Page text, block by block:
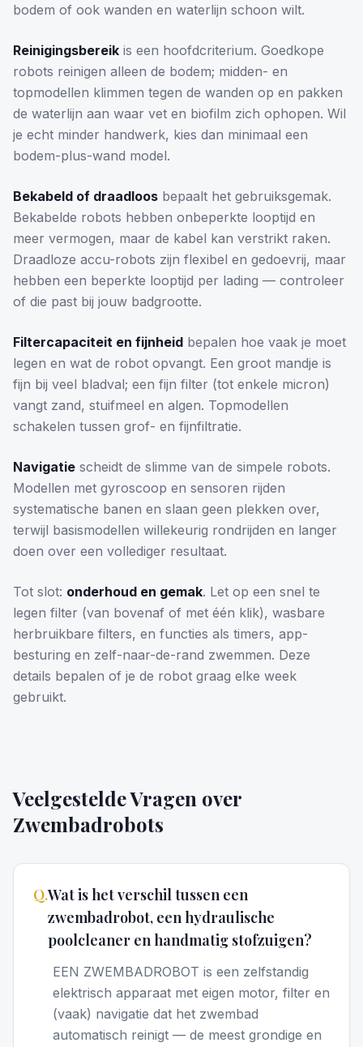
bodem of ook wanden en waterlijn schoon wilt.
Reinigingsbereik is een hoofdcriterium. Goedkope
robots reinigen alleen de bodem; midden- en
topmodellen klimmen tegen de wanden op en pakken
de waterlijn aan waar vet en biofilm zich ophopen. Wil
je echt minder handwerk, kies dan minimaal een
bodem-plus-wand model.
Bekabeld of draadloos bepaalt het gebruiksgemak.
Bekabelde robots hebben onbeperkte looptijd en
meer vermogen, maar de kabel kan verstrikt raken.
Draadloze accu-robots zijn flexibel en gedoevrij, maar
hebben een beperkte looptijd per lading — controleer
of die past bij jouw badgrootte.
Filtercapaciteit en fijnheid bepalen hoe vaak je moet
legen en wat de robot opvangt. Een groot mandje is
fijn bij veel bladval; een fijn filter (tot enkele micron)
vangt zand, stuifmeel en algen. Topmodellen
schakelen tussen grof- en fijnfiltratie.
Navigatie scheidt de slimme van de simpele robots.
Modellen met gyroscoop en sensoren rijden
systematische banen en slaan geen plekken over,
terwijl basismodellen willekeurig rondrijden en langer
doen over een vollediger resultaat.
Tot slot: onderhoud en gemak. Let op een snel te
legen filter (van bovenaf of met één klik), wasbare
herbruikbare filters, en functies als timers, app-
besturing en zelf-naar-de-rand zwemmen. Deze
details bepalen of je de robot graag elke week
gebruikt.
Veelgestelde Vragen over
Zwembadrobots
Q.Wat is het verschil tussen een
zwembadrobot, een hydraulische
poolcleaner en handmatig stofzuigen?
EEN ZWEMBADROBOT is een zelfstandig
elektrisch apparaat met eigen motor, filter en
(vaak) navigatie dat het zwembad
automatisch reinigt — de meest grondige en